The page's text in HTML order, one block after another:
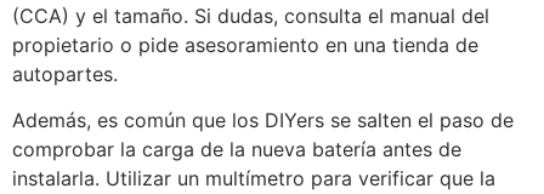
(CCA) y el tamaño. Si dudas, consulta el manual del
propietario o pide asesoramiento en una tienda de
autopartes.
Además, es común que los DIYers se salten el paso de
comprobar la carga de la nueva batería antes de
instalarla. Utilizar un multímetro para verificar que la